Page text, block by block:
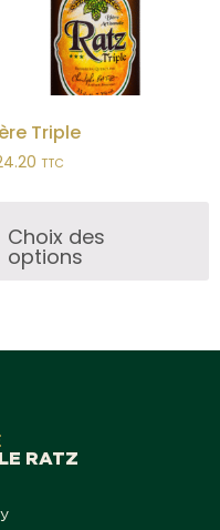
Triple
TTC
Choix des
options
RATZ